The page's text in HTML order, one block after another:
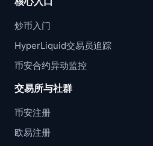
炒币入门
HyperLiquid交易员追踪
币安合约异动监控
交易所与社群
币安注册
欧易注册